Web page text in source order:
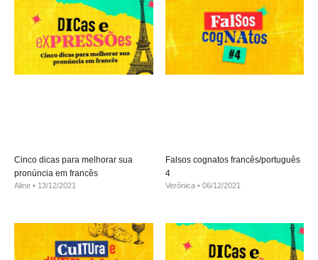
Cinco dicas para melhorar sua
pronúncia em francês
Aline 13/12/2021
Falsos cognatos francês/português
4
Verônica 06/12/2021